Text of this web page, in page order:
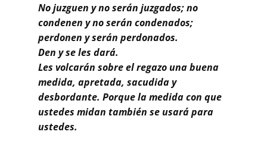
No juzguen y no serán juzgados; no
condenen y no serán condenados;
perdonen y serán perdonados.
Den y se les dará.
Les volcarán sobre el regazo una buena
medida, apretada, sacudida y
desbordante. Porque la medida con que
ustedes midan también se usará para
ustedes.